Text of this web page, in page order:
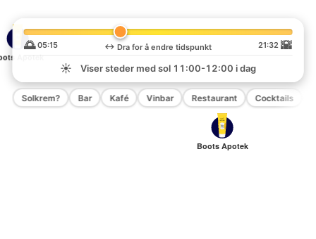
Boots Apotek
Apotek
🌅 05:15 ↔️ Dra for å endre tidspunkt 21:32 🌇
☀️
Viser steder med sol 11:00-12:00 i dag
Solkrem? Bar Kafé Vinbar Restaurant Cocktails